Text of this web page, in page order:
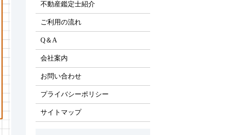
不動産鑑定士紹介
ご利用の流れ
Q＆A
会社案内
お問い合わせ
プライバシーポリシー
サイトマップ